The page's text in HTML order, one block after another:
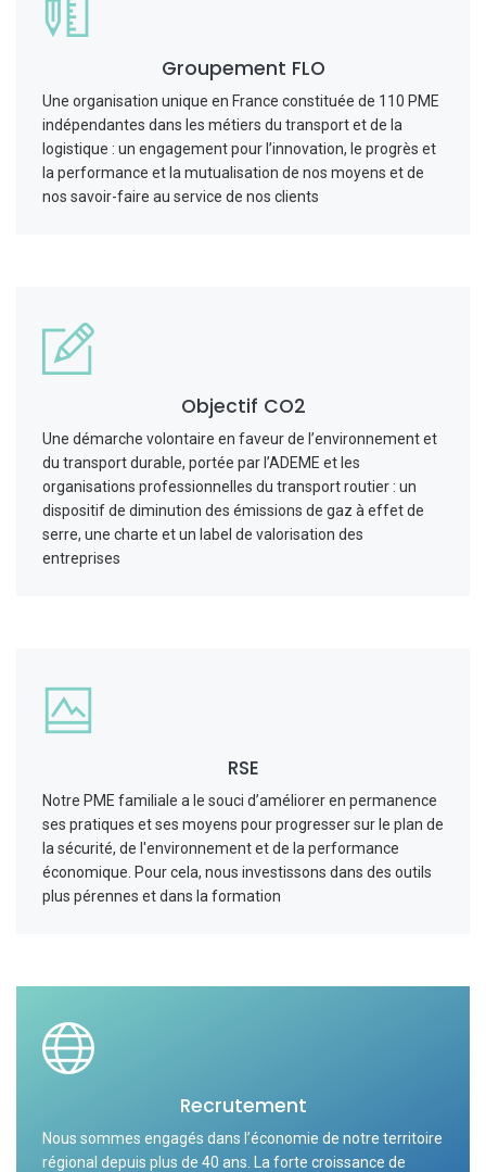
Groupement FLO
Une organisation unique en France constituée de 110 PME
indépendantes dans les métiers du transport et de la
logistique : un engagement pour l’innovation, le progrès et
la performance et la mutualisation de nos moyens et de
nos savoir-faire au service de nos clients
Objectif CO2
Une démarche volontaire en faveur de l’environnement et
du transport durable, portée par l’ADEME et les
organisations professionnelles du transport routier : un
dispositif de diminution des émissions de gaz à effet de
serre, une charte et un label de valorisation des
entreprises
RSE
Notre PME familiale a le souci d’améliorer en permanence
ses pratiques et ses moyens pour progresser sur le plan de
la sécurité, de l'environnement et de la performance
économique. Pour cela, nous investissons dans des outils
plus pérennes et dans la formation
Recrutement
Nous sommes engagés dans l’économie de notre territoire
régional depuis plus de 40 ans. La forte croissance de